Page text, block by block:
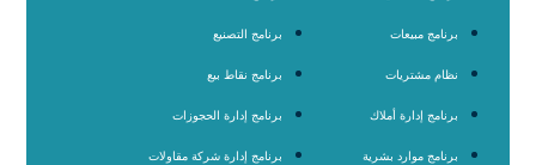
برنامج مبيعات
نظام مشتريات
برنامج إدارة أملاك
برنامج موارد بشرية
برنامج التصنيع
برنامج نقاط بيع
برنامج إدارة الحجوزات
برنامج إدارة شركة مقاولات